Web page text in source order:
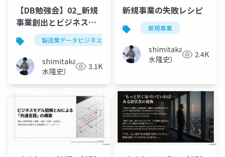
【DB勉強会】02_新規
事業創出とビジネスモ
デル
製造業データビジネス勉強会
shimitaka（清
水隆史）
3.1K
新規事業の失敗レシピ
新規事業
shimitaka（清
水隆史）
2.4K